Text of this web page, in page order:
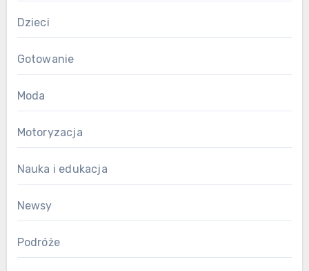
Dzieci
Gotowanie
Moda
Motoryzacja
Nauka i edukacja
Newsy
Podróże